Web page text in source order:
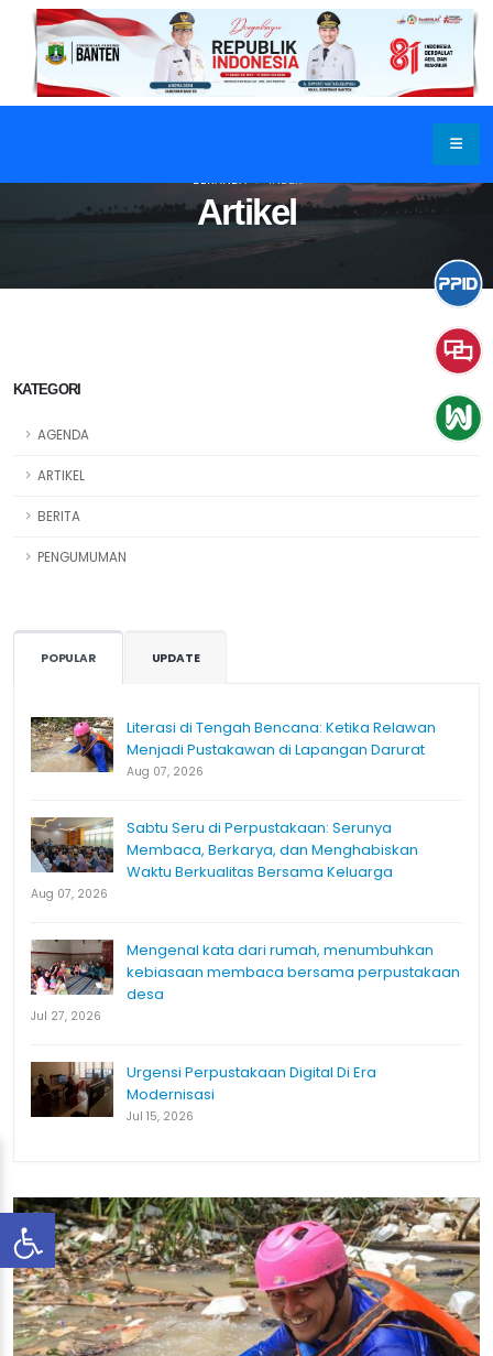
Artikel
BERANDA INDEX
KATEGORI
AGENDA
ARTIKEL
BERITA
PENGUMUMAN
POPULAR UPDATE
Literasi di Tengah Bencana: Ketika Relawan
Menjadi Pustakawan di Lapangan Darurat
Aug 07, 2026
Sabtu Seru di Perpustakaan: Serunya
Membaca, Berkarya, dan Menghabiskan
Waktu Berkualitas Bersama Keluarga
Aug 07, 2026
Mengenal kata dari rumah, menumbuhkan
kebiasaan membaca bersama perpustakaan
desa
Jul 27, 2026
Urgensi Perpustakaan Digital Di Era
Modernisasi
Jul 15, 2026